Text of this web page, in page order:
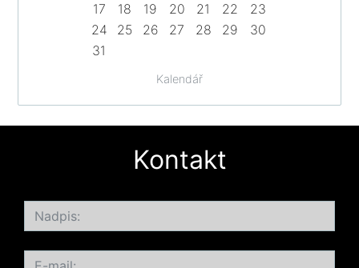
Kalendář
17
18 19 20 21 22
23
24
25 26 27 28 29
30
31
Kontakt